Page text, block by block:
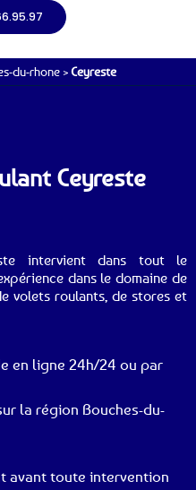
du-rhone >Ceyreste
Ceyreste
intervient dans tout le
dans le domaine de
volets roulants, de stores et
en ligne 24h/24 ou par
la région Bouches-du-
avant toute intervention